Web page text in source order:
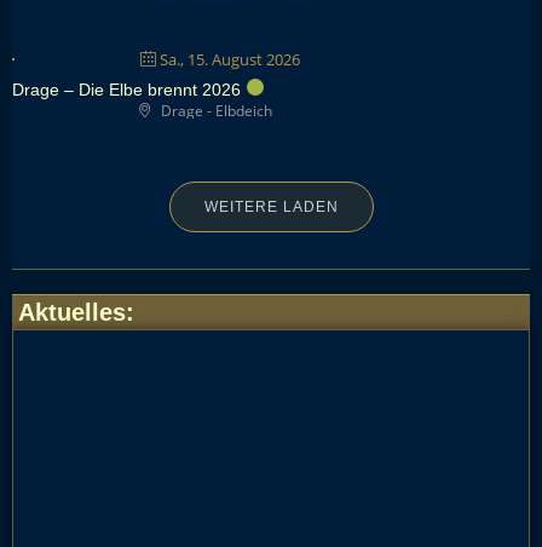
Sa., 15. August 2026
Drage – Die Elbe brennt 2026
Drage - Elbdeich
WEITERE LADEN
Aktuelles: